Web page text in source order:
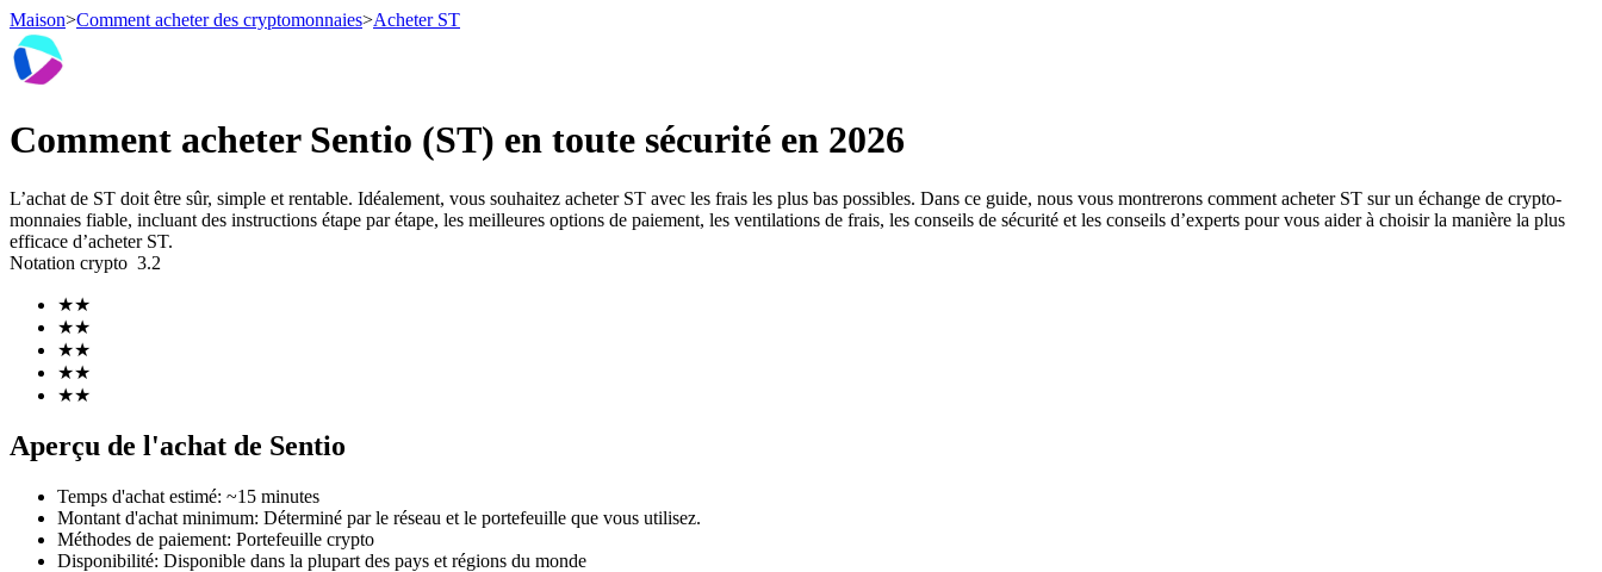
Futures USDT
Futures utilisant l'USDT comme garantie
Maison>Comment acheter des cryptomonnaies>Acheter ST
Comment acheter Sentio (ST) en toute sécurité en 2026
L’achat de ST doit être sûr, simple et rentable. Idéalement, vous souhaitez acheter ST avec les frais les plus bas possibles. Dans ce guide, nous vous montrerons comment acheter ST sur un échange de crypto-
monnaies fiable, incluant des instructions étape par étape, les meilleures options de paiement, les ventilations de frais, les conseils de sécurité et les conseils d’experts pour vous aider à choisir la manière la plus
efficace d’acheter ST.
Notation crypto 3.2
★★
★★
★★
★★
★★
Aperçu de l'achat de Sentio
Temps d'achat estimé: ~15 minutes
Montant d'achat minimum: Déterminé par le réseau et le portefeuille que vous utilisez.
Méthodes de paiement: Portefeuille crypto
Disponibilité: Disponible dans la plupart des pays et régions du monde